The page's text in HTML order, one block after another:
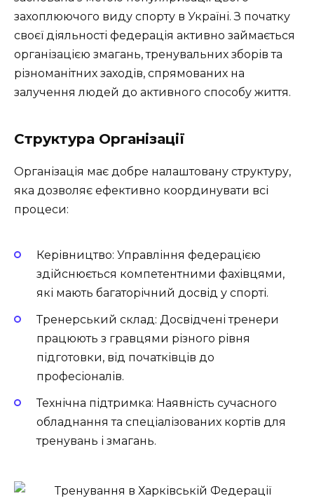
захоплюючого виду спорту в Україні. З початку
своєї діяльності федерація активно займається
організацією змагань, тренувальних зборів та
різноманітних заходів, спрямованих на
залучення людей до активного способу життя.
Структура Організації
Організація має добре налаштовану структуру,
яка дозволяє ефективно координувати всі
процеси:
Керівництво: Управління федерацією
здійснюється компетентними фахівцями,
які мають багаторічний досвід у спорті.
Тренерський склад: Досвідчені тренери
працюють з гравцями різного рівня
підготовки, від початківців до
професіоналів.
Технічна підтримка: Наявність сучасного
обладнання та спеціалізованих кортів для
тренувань і змагань.